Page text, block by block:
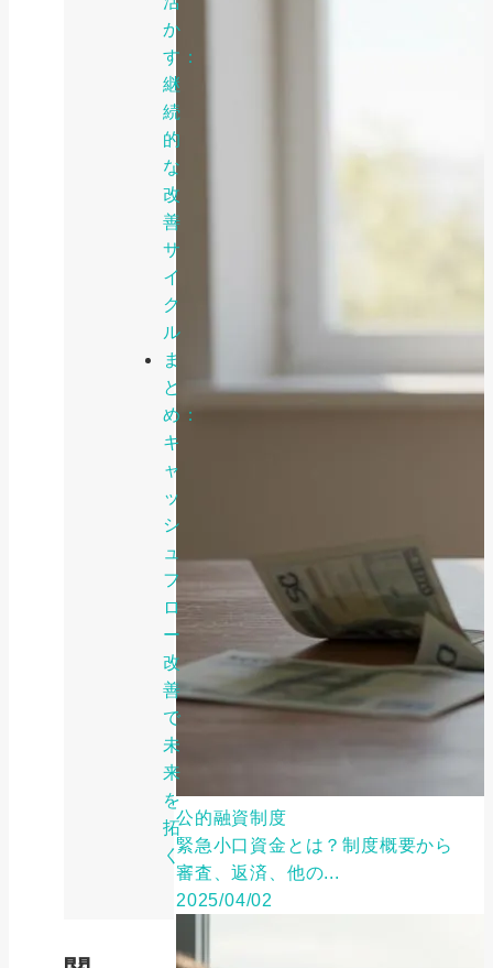
か
す：
継
続
的
な
改
善
サ
イ
ク
ル
ま
と
め：
キ
ャ
ッ
シ
ュ
フ
ロ
ー
改
善
で
未
来
を
拓
く
公的融資制度
緊急小口資金とは？制度概要から
審査、返済、他の...
2025/04/02